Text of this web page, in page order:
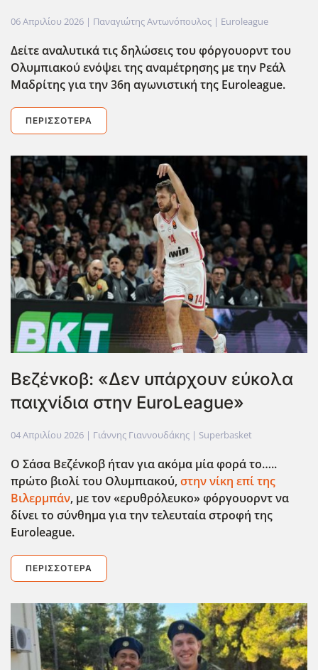
06 Απριλίου 2026 | Παναγιώτης Αντωνόπουλος | Euroleague
Δείτε αναλυτικά τις δηλώσεις του φόργουορντ του
Ολυμπιακού ενόψει της αναμέτρησης με την Ρεάλ
Μαδρίτης για την 36η αγωνιστική της Euroleague.
ΠΕΡΙΣΣΌΤΕΡΑ
Βεζένκοβ: «Δεν υπάρχουν εύκολα
παιχνίδια στην EuroLeague»
04 Απριλίου 2026 | Γιάννης Γιαννουδάκης | Superbasket
Ο Σάσα Βεζένκοβ ήταν για ακόμα μία φορά το…..
πρώτο βιολί του Ολυμπιακού,στην νίκη επί της
Βιλερμπάν, με τον «ερυθρόλευκο» φόργουορντ να
δίνει το σύνθημα για την τελευταία στροφή της
Euroleague.
ΠΕΡΙΣΣΌΤΕΡΑ